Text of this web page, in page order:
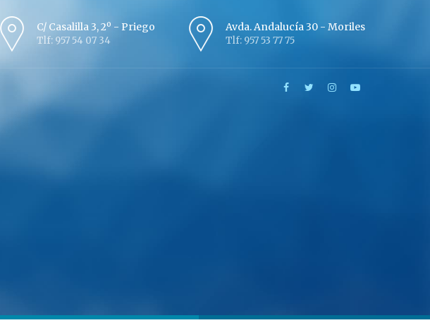
C/ Casalilla 3, 2º - Priego
Tlf: 957 54 07 34
Avda. Andalucía 30 - Moriles
Tlf: 957 53 77 75